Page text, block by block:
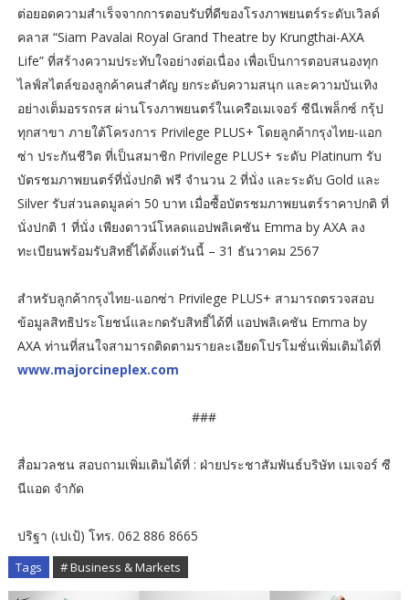
ต่อยอดความสำเร็จจากการตอบรับที่ดีของโรงภาพยนตร์ระดับเวิลด์
คลาส “Siam Pavalai Royal Grand Theatre by Krungthai-AXA
Life” ที่สร้างความประทับใจอย่างต่อเนื่อง เพื่อเป็นการตอบสนองทุก
ไลฟ์สไตล์ของลูกค้าคนสำคัญ ยกระดับความสนุก และความบันเทิง
อย่างเต็มอรรถรส ผ่านโรงภาพยนตร์ในเครือเมเจอร์ ซีนีเพล็กซ์ กรุ้ป
ทุกสาขา ภายใต้โครงการ Privilege PLUS+ โดยลูกค้ากรุงไทย-แอก
ซ่า ประกันชีวิต ที่เป็นสมาชิก Privilege PLUS+ ระดับ Platinum รับ
บัตรชมภาพยนตร์ที่นั่งปกติ ฟรี จำนวน 2 ที่นั่ง และระดับ Gold และ
Silver รับส่วนลดมูลค่า 50 บาท เมื่อซื้อบัตรชมภาพยนตร์ราคาปกติ ที่
นั่งปกติ 1 ที่นั่ง เพียงดาวน์โหลดแอปพลิเคชัน Emma by AXA ลง
ทะเบียนพร้อมรับสิทธิ์ได้ตั้งแต่วันนี้ – 31 ธันวาคม 2567
สำหรับลูกค้ากรุงไทย-แอกซ่า Privilege PLUS+ สามารถตรวจสอบ
ข้อมูลสิทธิประโยชน์และกดรับสิทธิ์ได้ที่ แอปพลิเคชัน Emma by
AXA ท่านที่สนใจสามารถติดตามรายละเอียดโปรโมชั่นเพิ่มเติมได้ที่
www.majorcineplex.com
###
สื่อมวลชน สอบถามเพิ่มเติมได้ที่ : ฝ่ายประชาสัมพันธ์บริษัท เมเจอร์ ซี
นีแอด จำกัด
ปริฐา (เปเป้) โทร. 062 886 8665
Tags # Business & Markets